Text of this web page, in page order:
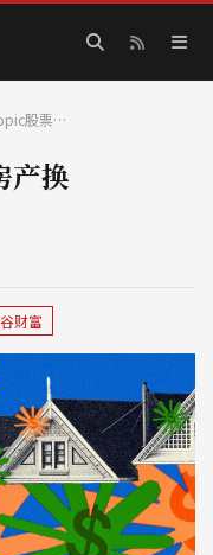
股票…
产换
财富